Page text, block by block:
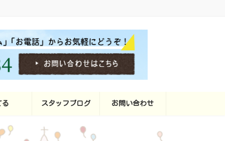
る スタッフブログ お問い合わせ